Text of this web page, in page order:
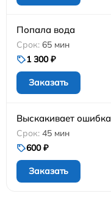
Попала вода
65 мин
1 300 ₽
Заказать
Выскакивает ошибка
45 мин
600 ₽
Заказать